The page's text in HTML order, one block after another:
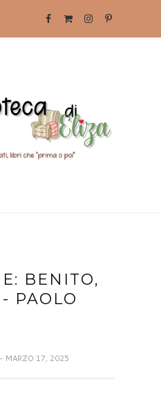
BENITO,
PAOLO
- MARZO 17, 2025